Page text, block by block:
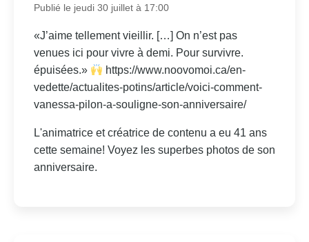
Publié le jeudi 30 juillet à 17:00
«J’aime tellement vieillir. […] On n’est pas
venues ici pour vivre à demi. Pour survivre.
épuisées.»
https://www.noovomoi.ca/en-
vedette/actualites-potins/article/voici-comment-
vanessa-pilon-a-souligne-son-anniversaire/
L'animatrice et créatrice de contenu a eu 41 ans
cette semaine! Voyez les superbes photos de son
anniversaire.